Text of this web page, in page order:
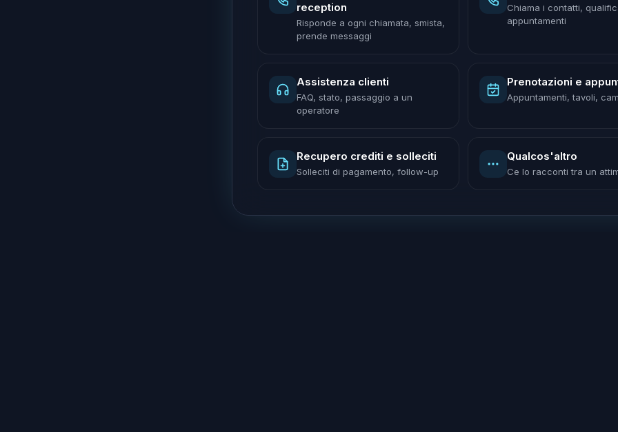
reception
Risponde a ogni chiamata, smista,
prende messaggi
Chiama i contatti,
appuntamenti
Assistenza clienti
FAQ, stato, passaggio a un
operatore
Prenotazioni e
Appuntamenti, tavoli,
Recupero crediti e solleciti
Solleciti di pagamento, follow-up
Qualcos'altro
Ce lo racconti tra un